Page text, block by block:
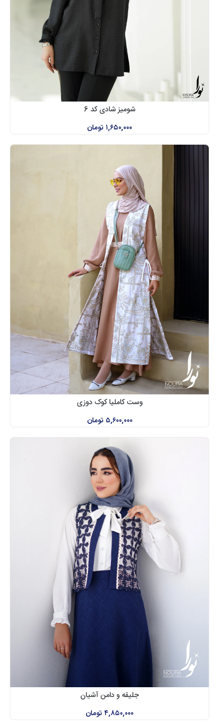
شومیز شادی کد 6
۱,۶۵۰,۰۰۰تومان
وست کاملیا کوک دوزی
۵,۶۰۰,۰۰۰تومان
۴,۸۵۰,۰۰۰تومان